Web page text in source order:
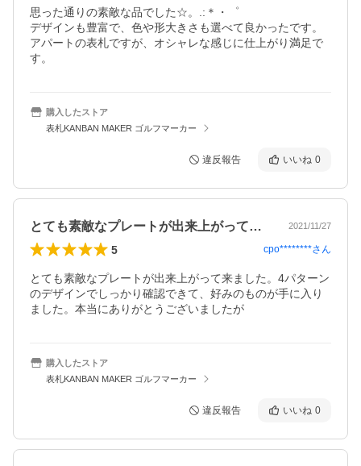
思った通りの素敵な品でした☆。.:＊・゜
デザインも豊富で、色や形大きさも選べて良かったです。
アパートの表札ですが、オシャレな感じに仕上がり満足で
す。
購入したストア
表札KANBAN MAKER ゴルフマーカー
違反報告 いいね 0
とても素敵なプレートが出来上がって来ま… 2021/11/27
5 cpo********さん
とても素敵なプレートが出来上がって来ました。4パターン
のデザインでしっかり確認できて、好みのものが手に入り
ました。本当にありがとうございましたが
購入したストア
表札KANBAN MAKER ゴルフマーカー
違反報告 いいね 0